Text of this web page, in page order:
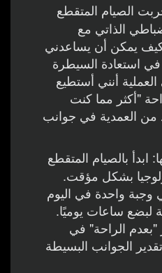
الصيام المتقطع
الذاتي مع
يمكن أن يساعدني
استعادة السيطرة
أنني أستطيع
"أكثر مما كنت
من العمدية في جوانب
ابدأ بالصيام المتقطع
بشكل مؤقت.
وجبة واحدة في اليوم
ساعات يوميًا.
الراحة" في
الجوانب البسيطة